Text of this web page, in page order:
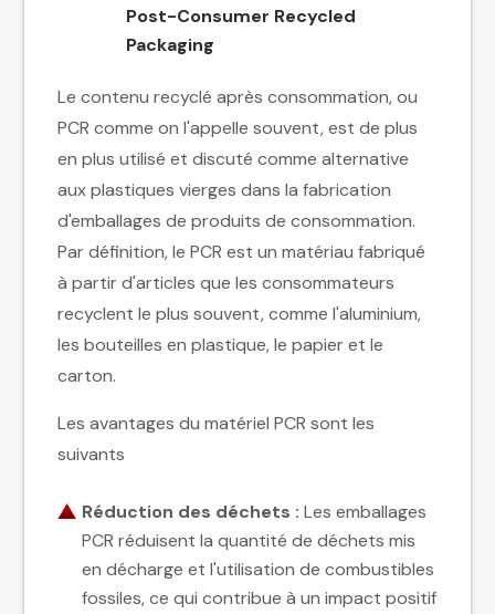
Post-Consumer Recycled
Packaging
Le contenu recyclé après consommation, ou
PCR comme on l'appelle souvent, est de plus
en plus utilisé et discuté comme alternative
aux plastiques vierges dans la fabrication
d'emballages de produits de consommation.
Par définition, le PCR est un matériau fabriqué
à partir d'articles que les consommateurs
recyclent le plus souvent, comme l'aluminium,
les bouteilles en plastique, le papier et le
carton.
Les avantages du matériel PCR sont les
suivants
Réduction des déchets : Les emballages
PCR réduisent la quantité de déchets mis
en décharge et l'utilisation de combustibles
fossiles, ce qui contribue à un impact positif